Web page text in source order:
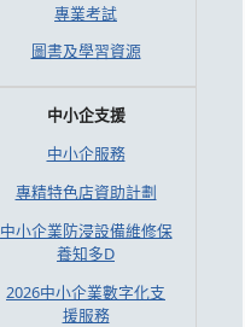
專業考試
圖書及學習資源
中小企支援
中小企服務
專精特色店資助計劃
中小企業防浸設備維修保
養知多D
2026中小企業數字化支
援服務